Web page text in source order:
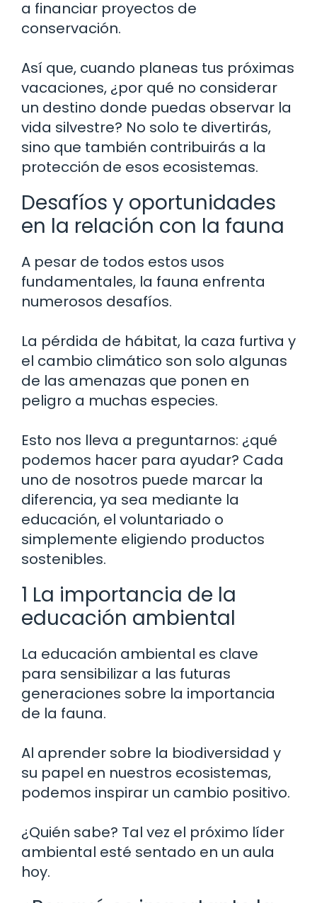
a financiar proyectos de
conservación.
Así que, cuando planeas tus próximas
vacaciones, ¿por qué no considerar
un destino donde puedas observar la
vida silvestre? No solo te divertirás,
sino que también contribuirás a la
protección de esos ecosistemas.
Desafíos y oportunidades
en la relación con la fauna
A pesar de todos estos usos
fundamentales, la fauna enfrenta
numerosos desafíos.
La pérdida de hábitat, la caza furtiva y
el cambio climático son solo algunas
de las amenazas que ponen en
peligro a muchas especies.
Esto nos lleva a preguntarnos: ¿qué
podemos hacer para ayudar? Cada
uno de nosotros puede marcar la
diferencia, ya sea mediante la
educación, el voluntariado o
simplemente eligiendo productos
sostenibles.
1 La importancia de la
educación ambiental
La educación ambiental es clave
para sensibilizar a las futuras
generaciones sobre la importancia
de la fauna.
Al aprender sobre la biodiversidad y
su papel en nuestros ecosistemas,
podemos inspirar un cambio positivo.
¿Quién sabe? Tal vez el próximo líder
ambiental esté sentado en un aula
hoy.